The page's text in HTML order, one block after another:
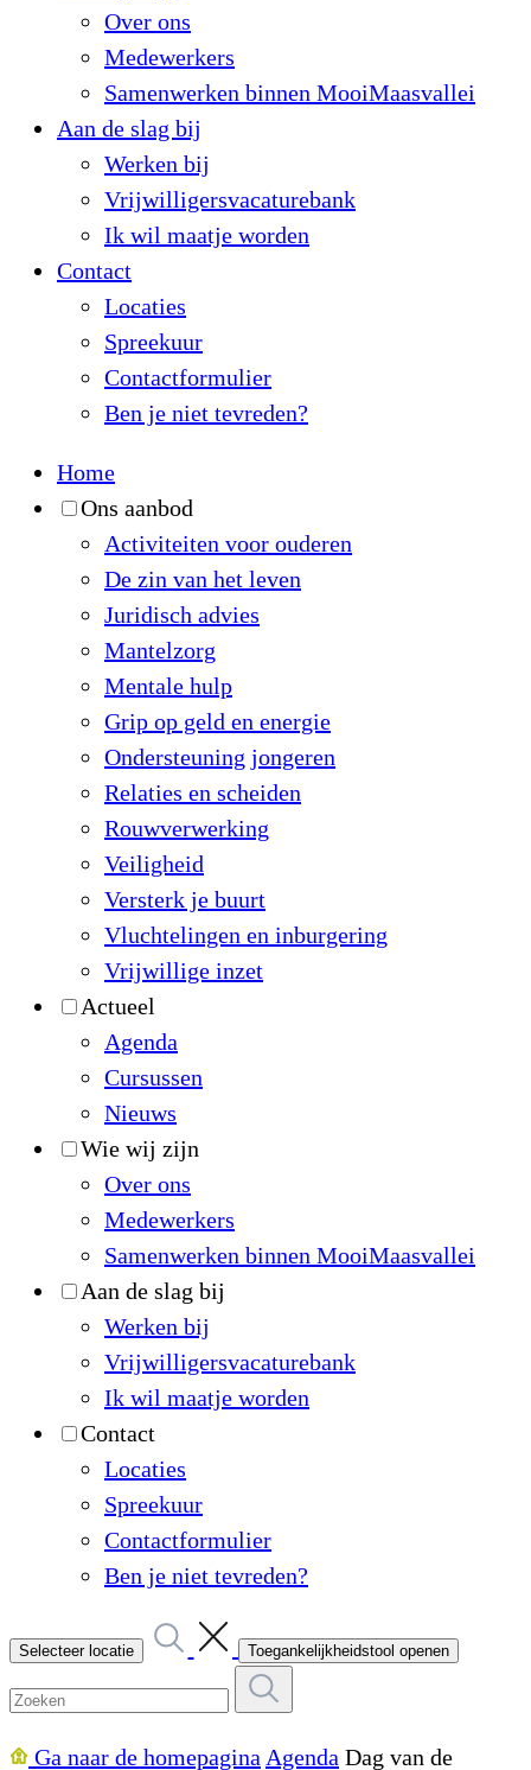
Over ons
Medewerkers
Samenwerken binnen MooiMaasvallei
Aan de slag bij
Werken bij
Vrijwilligersvacaturebank
Ik wil maatje worden
Contact
Locaties
Spreekuur
Contactformulier
Ben je niet tevreden?
Home
Ons aanbod
Activiteiten voor ouderen
De zin van het leven
Juridisch advies
Mantelzorg
Mentale hulp
Grip op geld en energie
Ondersteuning jongeren
Relaties en scheiden
Rouwverwerking
Veiligheid
Versterk je buurt
Vluchtelingen en inburgering
Vrijwillige inzet
Actueel
Agenda
Cursussen
Nieuws
Wie wij zijn
Over ons
Medewerkers
Samenwerken binnen MooiMaasvallei
Aan de slag bij
Werken bij
Vrijwilligersvacaturebank
Ik wil maatje worden
Contact
Locaties
Spreekuur
Contactformulier
Ben je niet tevreden?
Selecteer locatie Toegankelijkheidstool openen
Ga naar de homepagina Agenda Dag van de